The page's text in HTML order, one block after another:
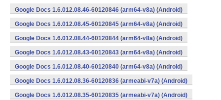
Google Docs 1.6.012.08.46-60120846 (arm64-v8a) (Android)
Google Docs 1.6.012.08.45-60120845 (arm64-v8a) (Android)
Google Docs 1.6.012.08.44-60120844 (arm64-v8a) (Android)
Google Docs 1.6.012.08.43-60120843 (arm64-v8a) (Android)
Google Docs 1.6.012.08.40-60120840 (arm64-v8a) (Android)
Google Docs 1.6.012.08.36-60120836 (armeabi-v7a) (Android)
Google Docs 1.6.012.08.35-60120835 (armeabi-v7a) (Android)